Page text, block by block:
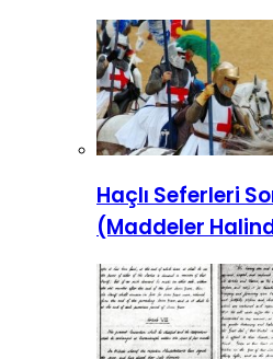
Haçlı Seferleri
(Maddeler